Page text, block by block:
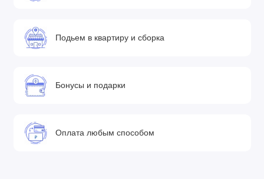
Подьем в квартиру и сборка
Бонусы и подарки
Оплата любым способом